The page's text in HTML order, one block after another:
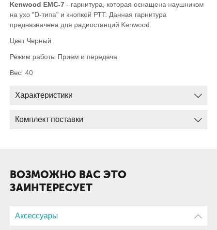
Kenwood EMC-7 - гарнитура, которая оснащена наушником
на ухо "D-типа" и кнопкой РТТ. Данная гарнитура
предназначена для радиостанций Kenwood.
Цвет Черный
Режим работы Прием и передача
Вес 40
Характеристики
Комплект поставки
ВОЗМОЖНО ВАС ЭТО
ЗАИНТЕРЕСУЕТ
Аксессуары